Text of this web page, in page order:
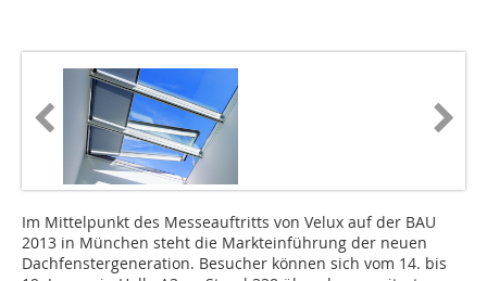
Im Mittelpunkt des Messeauftritts von Velux auf der BAU
2013 in München steht die Markteinführung der neuen
Dachfenstergeneration. Besucher können sich vom 14. bis